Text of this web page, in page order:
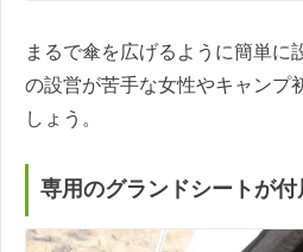
まるで傘を広げるように簡単に
の設営が苦手な女性やキャンプ
しょう。
専用のグランドシートが付